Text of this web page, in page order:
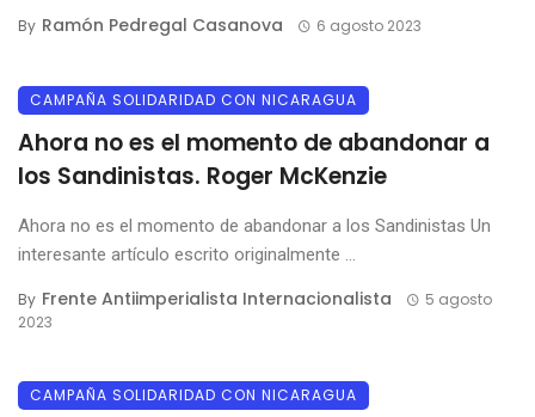
By Ramón Pedregal Casanova 6 agosto 2023
CAMPAÑA SOLIDARIDAD CON NICARAGUA
Ahora no es el momento de abandonar a
los Sandinistas. Roger McKenzie
Ahora no es el momento de abandonar a los Sandinistas Un
interesante artículo escrito originalmente ...
By Frente Antiimperialista Internacionalista
5 agosto
2023
CAMPAÑA SOLIDARIDAD CON NICARAGUA